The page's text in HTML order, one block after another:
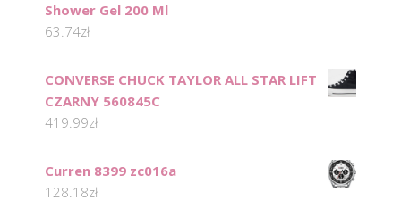
Shower Gel 200 Ml
63.74zł
CONVERSE CHUCK TAYLOR ALL STAR LIFT
CZARNY 560845C
419.99zł
Curren 8399 zc016a
128.18zł